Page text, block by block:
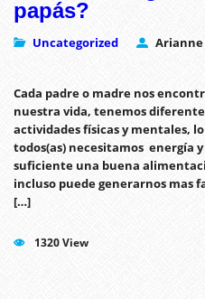
papás?
Uncategorized Arianne
Cada padre o madre nos
nuestra vida, tenemos
actividades físicas y mentales,
todos(as) necesitamos energía
suficiente una buena
incluso puede generarnos mas
[…]
1320 View